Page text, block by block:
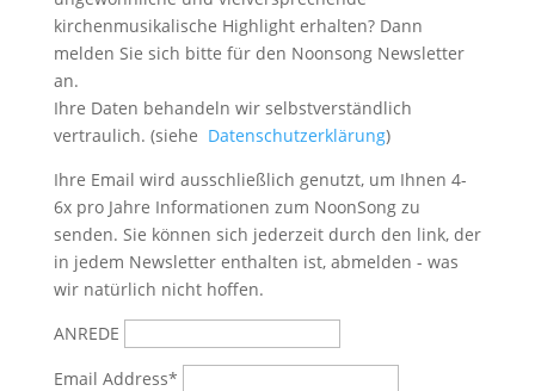
kirchenmusikalische Highlight erhalten? Dann
melden Sie sich bitte für den Noonsong Newsletter
an.
Ihre Daten behandeln wir selbstverständlich
vertraulich. (siehe Datenschutzerklärung)
Ihre Email wird ausschließlich genutzt, um Ihnen 4-
6x pro Jahre Informationen zum NoonSong zu
senden. Sie können sich jederzeit durch den link, der
in jedem Newsletter enthalten ist, abmelden - was
wir natürlich nicht hoffen.
ANREDE
Email Address*